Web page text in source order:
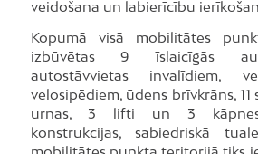
veidošana un labierīcību
Kopumā visā mobilitātes
izbūvētas 9 īslaicīgās
autostāvvietas invalīdiem,
velosipēdiem, ūdens brīvkrāns,
urnas, 3 lifti un 3
konstrukcijas, sabiedriskā